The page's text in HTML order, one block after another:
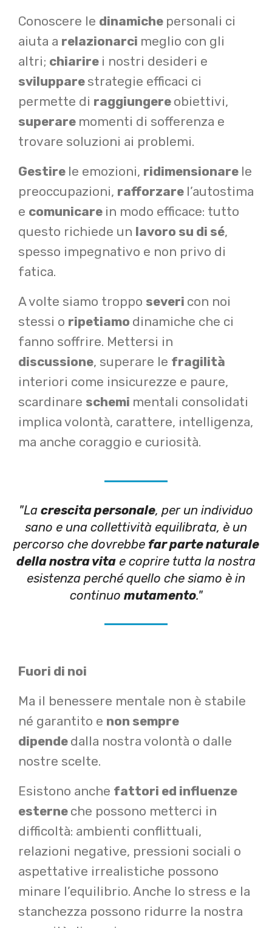
Conoscere le dinamiche personali ci
aiuta a relazionarci meglio con gli
altri; chiarire i nostri desideri e
sviluppare strategie efficaci ci
permette di raggiungere obiettivi,
superare momenti di sofferenza e
trovare soluzioni ai problemi.
Gestire le emozioni, ridimensionare le
preoccupazioni, rafforzare l’autostima
e comunicare in modo efficace: tutto
questo richiede un lavoro su di sé,
spesso impegnativo e non privo di
fatica.
A volte siamo troppo severi con noi
stessi o ripetiamo dinamiche che ci
fanno soffrire. Mettersi in
discussione, superare le fragilità
interiori come insicurezze e paure,
scardinare schemi mentali consolidati
implica volontà, carattere, intelligenza,
ma anche coraggio e curiosità.
"La crescita personale, per un individuo
sano e una collettività equilibrata, è un
percorso che dovrebbe far parte naturale
della nostra vita e coprire tutta la nostra
esistenza perché quello che siamo è in
continuo mutamento."
Fuori di noi
Ma il benessere mentale non è stabile
né garantito e non sempre
dipende dalla nostra volontà o dalle
nostre scelte.
Esistono anche fattori ed influenze
esterne che possono metterci in
difficoltà: ambienti conflittuali,
relazioni negative, pressioni sociali o
aspettative irrealistiche possono
minare l’equilibrio. Anche lo stress e la
stanchezza possono ridurre la nostra